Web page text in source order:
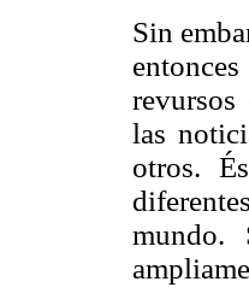
Sin
revursos
las
otros.
mundo.